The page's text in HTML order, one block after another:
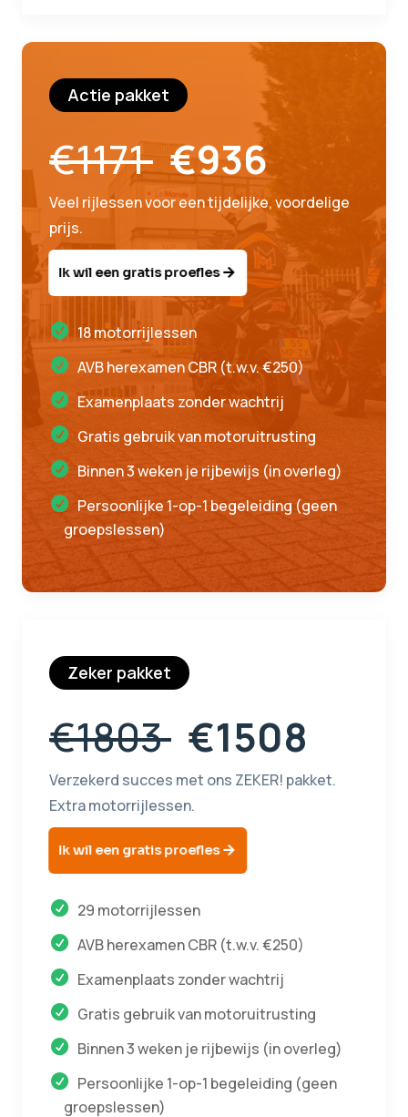
Actie pakket
€1171 €936
Veel rijlessen voor een tijdelijke, voordelige
prijs.
Ik wil een gratis proefles
18 motorrijlessen
AVB herexamen CBR (t.w.v. €250)
Examenplaats zonder wachtrij
Gratis gebruik van motoruitrusting
Binnen 3 weken je rijbewijs (in overleg)
Persoonlijke 1-op-1 begeleiding (geen
groepslessen)
Zeker pakket
€1803 €1508
Verzekerd succes met ons ZEKER! pakket.
Extra motorrijlessen.
Ik wil een gratis proefles
29 motorrijlessen
AVB herexamen CBR (t.w.v. €250)
Examenplaats zonder wachtrij
Gratis gebruik van motoruitrusting
Binnen 3 weken je rijbewijs (in overleg)
Persoonlijke 1-op-1 begeleiding (geen
groepslessen)